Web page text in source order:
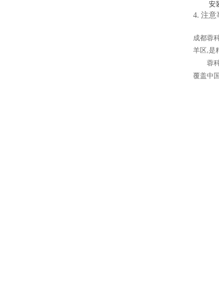
安
4. 注意
成都蓉
羊区 ,是
蓉
覆盖中